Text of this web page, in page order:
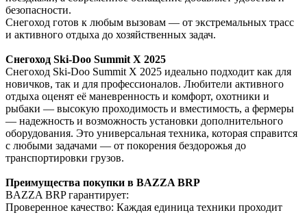
безопасности.
Снегоход готов к любым вызовам — от экстремальных трасс
и активного отдыха до хозяйственных задач.
Снегоход Ski-Doo Summit X 2025
Снегоход Ski-Doo Summit X 2025 идеально подходит как для
новичков, так и для профессионалов. Любители активного
отдыха оценят её маневренность и комфорт, охотники и
рыбаки — высокую проходимость и вместимость, а фермеры
— надежность и возможность установки дополнительного
оборудования. Это универсальная техника, которая справится
с любыми задачами — от покорения бездорожья до
транспортировки грузов.
Преимущества покупки в BAZZA BRP
BAZZA BRP гарантирует:
Проверенное качество: Каждая единица техники проходит